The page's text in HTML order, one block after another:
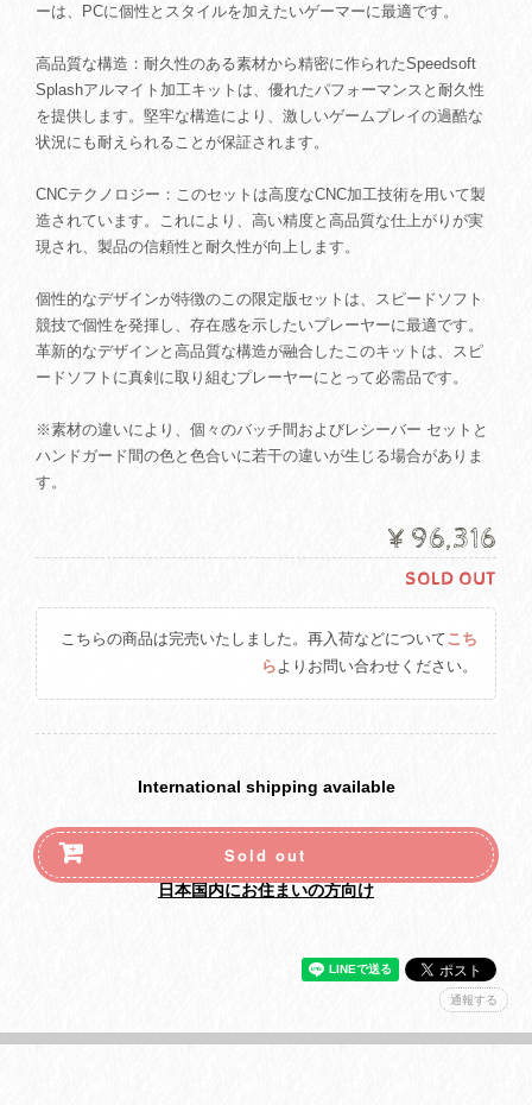
ーは、PCに個性とスタイルを加えたいゲーマーに最適です。
高品質な構造：耐久性のある素材から精密に作られたSpeedsoft
Splashアルマイト加工キットは、優れたパフォーマンスと耐久性
を提供します。堅牢な構造により、激しいゲームプレイの過酷な
状況にも耐えられることが保証されます。
CNCテクノロジー：このセットは高度なCNC加工技術を用いて製
造されています。これにより、高い精度と高品質な仕上がりが実
現され、製品の信頼性と耐久性が向上します。
個性的なデザインが特徴のこの限定版セットは、スピードソフト
競技で個性を発揮し、存在感を示したいプレーヤーに最適です。
革新的なデザインと高品質な構造が融合したこのキットは、スピ
ードソフトに真剣に取り組むプレーヤーにとって必需品です。
※素材の違いにより、個々のバッチ間およびレシーバー セットと
ハンドガード間の色と色合いに若干の違いが生じる場合がありま
す。
¥96,316
SOLD OUT
こちらの商品は完売いたしました。再入荷などについてこち
らよりお問い合わせください。
International shipping available
Sold out
日本国内にお住まいの方向け
通報する